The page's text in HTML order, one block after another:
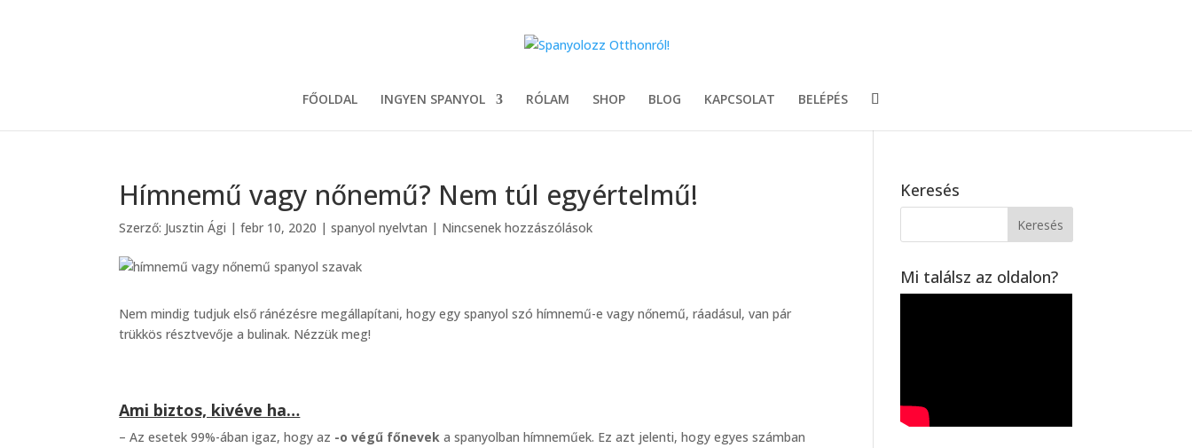
FŐOLDAL INGYEN SPANYOL RÓLAM SHOP BLOG KAPCSOLAT BELÉPÉS
Hímnemű vagy nőnemű? Nem túl egyértelmű!
Szerző: Jusztin Ági |febr 10, 2020 |spanyol nyelvtan | Nincsenek hozzászólások
Nem mindig tudjuk első ránézésre megállapítani, hogy egy spanyol szó hímnemű-e vagy nőnemű, ráadásul, van pár
trükkös résztvevője a bulinak. Nézzük meg!
Ami biztos, kivéve ha…
– Az esetek 99%-ában igaz, hogy az -o végű főnevek a spanyolban hímneműek. Ez azt jelenti, hogy egyes számban
Keresés
Mi találsz az oldalon?